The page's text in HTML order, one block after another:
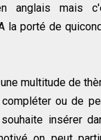
anglais mais
la porté de
multitude de
ou de
insérer